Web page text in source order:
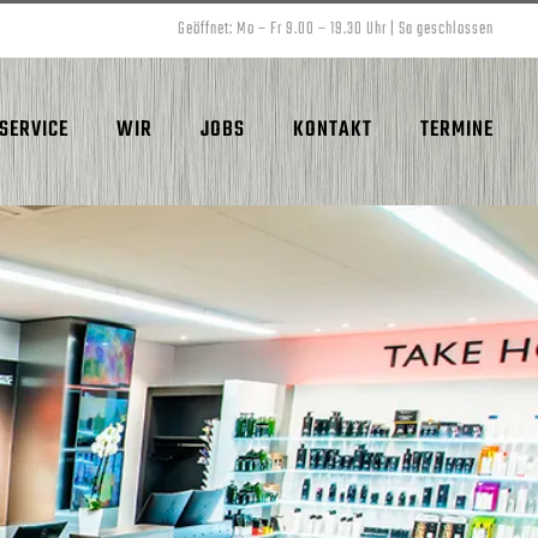
Geöffnet: Mo – Fr 9.00 – 19.30 Uhr | Sa geschlossen
SERVICE WIR JOBS KONTAKT TERMINE